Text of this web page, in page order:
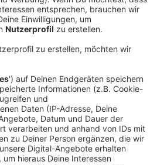
gebaut, gehämmert und
Neuerungen haben Einzug ins
Darunter ist auch ein
der Marke „Herford“. In
Dampfmaschine kaum zu
diese massigen Maschinen mit
Sie lösten zu Beginn
und nach die
ab. Am 5. Mai zur
der Motor im Technikmuseum
vor den Augen der Besucher in
Museumsbereiche sind